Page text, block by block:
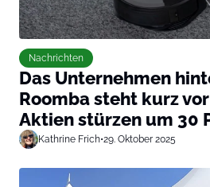
Nachrichten
Das Unternehmen
Roomba steht kurz
Aktien stürzen um 30
Kathrine Frich•29. Oktober 2025